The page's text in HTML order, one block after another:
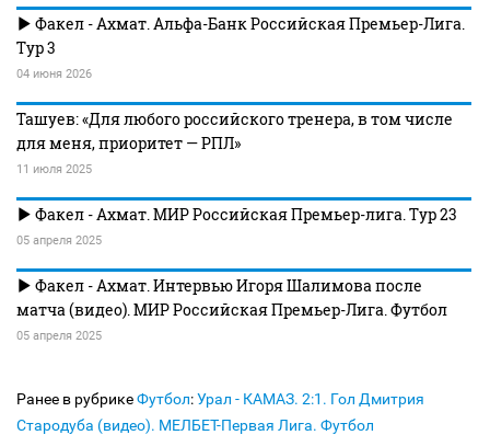
Факел - Ахмат. Альфа-Банк Российская Премьер-Лига.
Тур 3
04 июня 2026
Ташуев: «Для любого российского тренера, в том числе
для меня, приоритет — РПЛ»
11 июля 2025
Факел - Ахмат. МИР Российская Премьер-лига. Тур 23
05 апреля 2025
Факел - Ахмат. Интервью Игоря Шалимова после
матча (видео). МИР Российская Премьер-Лига. Футбол
05 апреля 2025
Ранее в рубрикеФутбол:Урал - КАМАЗ. 2:1. Гол Дмитрия
Стародуба (видео). МЕЛБЕТ-Первая Лига. Футбол